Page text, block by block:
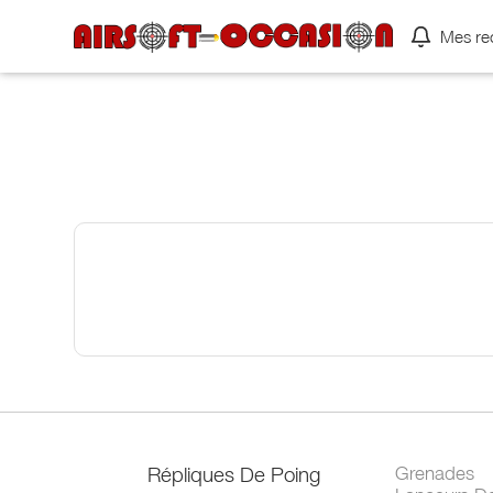
Mes
Répliques De Poing
Grenades